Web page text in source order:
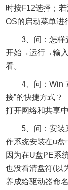
时按F12选择；
OS的启动菜单进
3、问：怎样
开始→运行→输入
看。
4、问：Win
接”的快捷方式？
打开网络和共享
5、问：安装
作系统安装在u盘
因为在U盘PE系
也没看清盘符(以
养成给驱动器命